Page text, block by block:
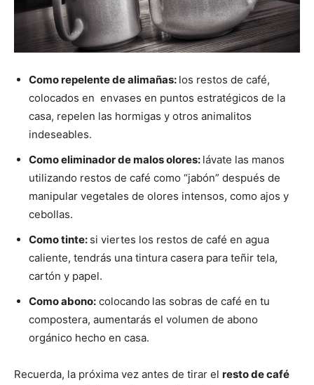
Como repelente de alimañas: los restos de café,
colocados en envases en puntos estratégicos de la
casa, repelen las hormigas y otros animalitos
indeseables.
Como eliminador de malos olores: lávate las manos
utilizando restos de café como “jabón” después de
manipular vegetales de olores intensos, como ajos y
cebollas.
Como tinte: si viertes los restos de café en agua
caliente, tendrás una tintura casera para teñir tela,
cartón y papel.
Como abono: colocando las sobras de café en tu
compostera, aumentarás el volumen de abono
orgánico hecho en casa.
Recuerda, la próxima vez antes de tirar el resto de café